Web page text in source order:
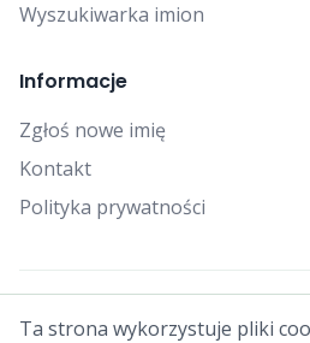
Wyszukiwarka imion
Informacje
Zgłoś nowe imię
Kontakt
Polityka prywatności
© 2025 Falcon Bytes.
Ta strona wykorzystuje pliki